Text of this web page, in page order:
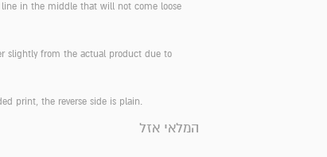
in the middle that will not come loose
slightly from the actual product due to
print, the reverse side is plain.
המלאי אזל